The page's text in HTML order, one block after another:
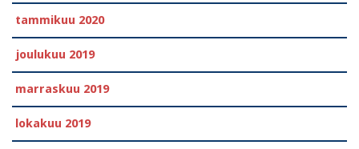
tammikuu 2020
joulukuu 2019
marraskuu 2019
lokakuu 2019